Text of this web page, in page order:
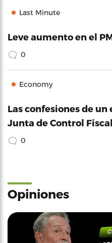
Last Minute
Leve aumento en el
0
Economy
Las confesiones de
Junta de Control Fiscal
0
Opiniones